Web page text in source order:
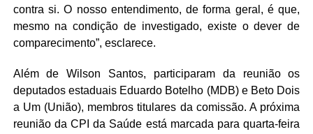
contra si. O nosso entendimento, de forma geral, é que,
mesmo na condição de investigado, existe o dever de
comparecimento”, esclarece.
Além de Wilson Santos, participaram da reunião os
deputados estaduais Eduardo Botelho (MDB) e Beto Dois
a Um (União), membros titulares da comissão. A próxima
reunião da CPI da Saúde está marcada para quarta-feira